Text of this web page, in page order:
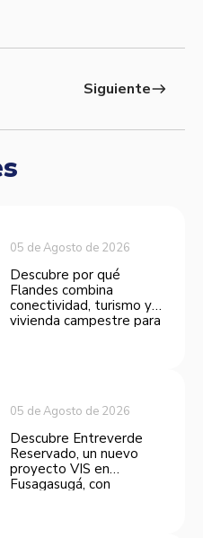
Siguienteeast
05 de Agosto de 2026
Descubre por qué
Flandes combina
conectividad, turismo y
vivienda campestre para
05 de Agosto de 2026
Descubre Entreverde
Reservado, un nuevo
proyecto VIS en
Fusagasugá, con